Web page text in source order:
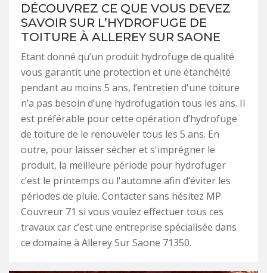
DÉCOUVREZ CE QUE VOUS DEVEZ
SAVOIR SUR L’HYDROFUGE DE
TOITURE À ALLEREY SUR SAONE
Etant donné qu’un produit hydrofuge de qualité
vous garantit une protection et une étanchéité
pendant au moins 5 ans, l’entretien d'une toiture
n’a pas besoin d’une hydrofugation tous les ans. Il
est préférable pour cette opération d’hydrofuge
de toiture de le renouveler tous les 5 ans. En
outre, pour laisser sécher et s'imprégner le
produit, la meilleure période pour hydrofuger
c’est le printemps ou l'automne afin d’éviter les
périodes de pluie. Contacter sans hésitez MP
Couvreur 71 si vous voulez effectuer tous ces
travaux car c’est une entreprise spécialisée dans
ce domaine à Allerey Sur Saone 71350.